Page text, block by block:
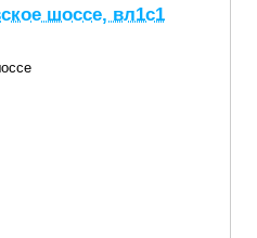
шоссе, вл1с1